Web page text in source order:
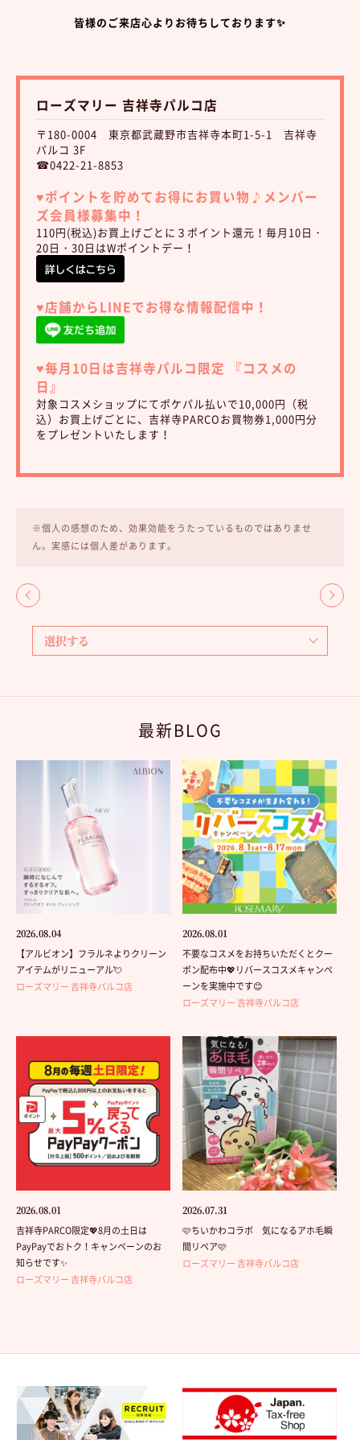
皆様のご来店心よりお待ちしております✨
ローズマリー 吉祥寺パルコ店
〒180-0004 東京都武蔵野市吉祥寺本町1-5-1 吉祥寺
パルコ 3F
☎0422-21-8853
♥︎ポイントを貯めてお得にお買い物♪ メンバー
ズ会員様募集中！
110円(税込)お買上げごとに３ポイント還元！毎月10日・
20日・30日はWポイントデー！
♥︎店舗からLINEでお得な情報配信中！
♥︎毎月10日は吉祥寺パルコ限定 『コスメの
日』
対象コスメショップにてポケパル払いで10,000円（税
込）お買上げごとに、吉祥寺PARCOお買物券1,000円分
をプレゼントいたします！
※個人の感想のため、効果効能をうたっているものではありませ
ん。実感には個人差があります。
最新BLOG
2026.08.04
【アルビオン】フラルネよりクリーン
アイテムがリニューアル💘
ローズマリー 吉祥寺パルコ店
2026.08.01
不要なコスメをお持ちいただくとクー
ポン配布中💖リバースコスメキャンペ
ーンを実施中です😊
ローズマリー 吉祥寺パルコ店
2026.08.01
吉祥寺PARCO限定💖8月の土日は
PayPayでおトク！キャンペーンのお
知らせです✨
ローズマリー 吉祥寺パルコ店
2026.07.31
🩷ちいかわコラボ 気になるアホ毛瞬
間リペア🩷
ローズマリー 吉祥寺パルコ店